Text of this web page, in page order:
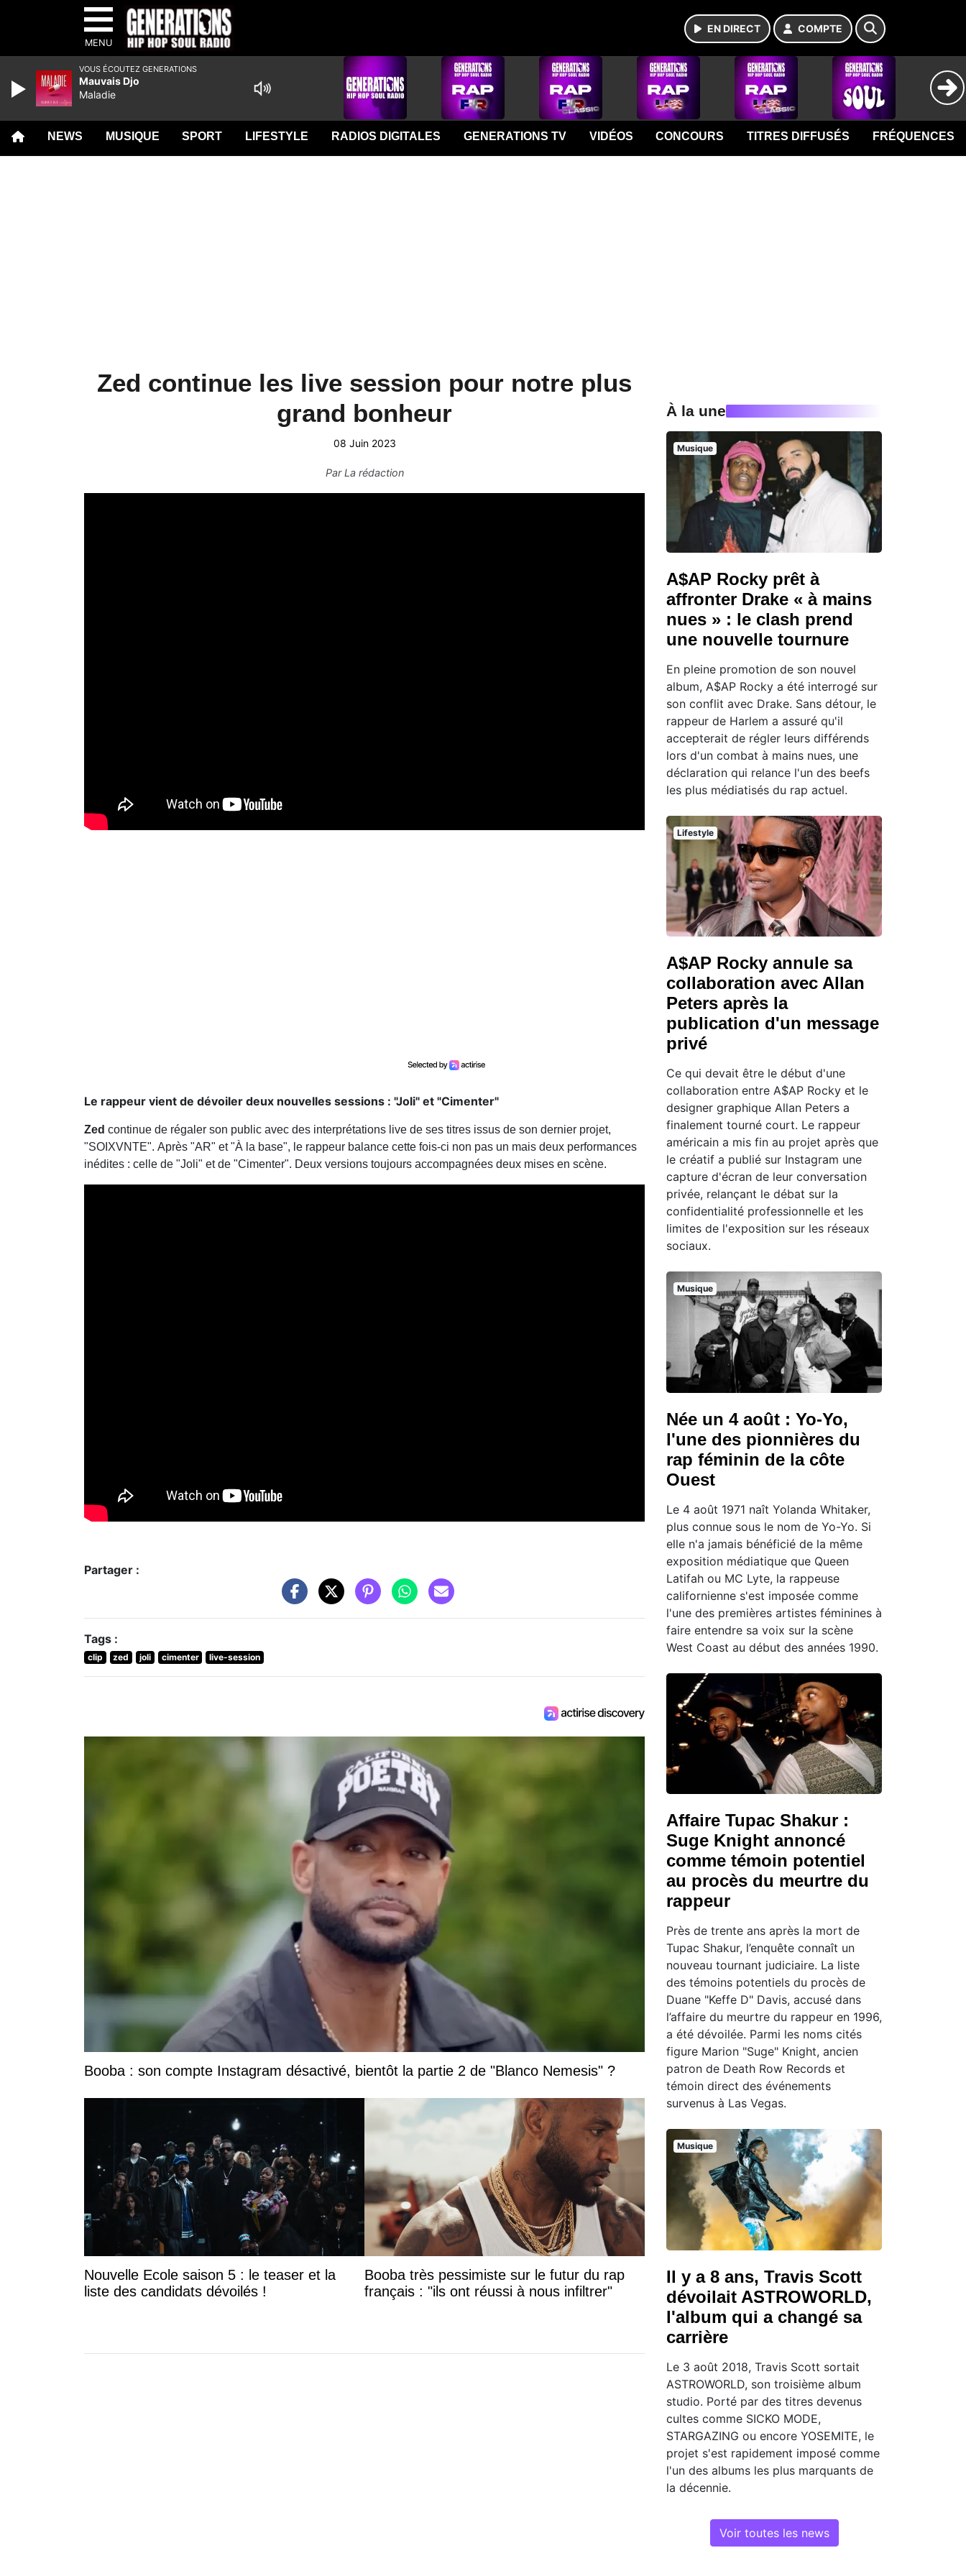
MENU
EN DIRECT COMPTE
NEWS MUSIQUE SPORT LIFESTYLE RADIOS DIGITALES GENERATIONS TV VIDÉOS CONCOURS TITRES DIFFUSÉS FRÉQUENCES
Zed continue les live session pour notre plus
grand bonheur
08 Juin 2023
ParLa rédaction
Le rappeur vient de dévoiler deux nouvelles sessions : "Joli" et "Cimenter"
Zed continue de régaler son public avec des interprétations live de ses titres issus de son dernier projet,
"SOIXVNTE". Après "AR" et "À la base", le rappeur balance cette fois-ci non pas un mais deux performances
inédites : celle de "Joli" et de "Cimenter". Deux versions toujours accompagnées deux mises en scène.
Partager :
Tags :
clip zed joli cimenter live-session
Booba : son compte Instagram désactivé, bientôt la partie 2 de "Blanco Nemesis" ?
Nouvelle Ecole saison 5 : le teaser et la
liste des candidats dévoilés !
Booba très pessimiste sur le futur du rap
français : "ils ont réussi à nous infiltrer"
À la une
Musique
A$AP Rocky prêt à
affronter Drake « à mains
nues » : le clash prend
une nouvelle tournure
En pleine promotion de son nouvel
album, A$AP Rocky a été interrogé sur
son conflit avec Drake. Sans détour, le
rappeur de Harlem a assuré qu'il
accepterait de régler leurs différends
lors d'un combat à mains nues, une
déclaration qui relance l'un des beefs
les plus médiatisés du rap actuel.
Lifestyle
A$AP Rocky annule sa
collaboration avec Allan
Peters après la
publication d'un message
privé
Ce qui devait être le début d'une
collaboration entre A$AP Rocky et le
designer graphique Allan Peters a
finalement tourné court. Le rappeur
américain a mis fin au projet après que
le créatif a publié sur Instagram une
capture d'écran de leur conversation
privée, relançant le débat sur la
confidentialité professionnelle et les
limites de l'exposition sur les réseaux
sociaux.
Musique
Née un 4 août : Yo-Yo,
l'une des pionnières du
rap féminin de la côte
Ouest
Le 4 août 1971 naît Yolanda Whitaker,
plus connue sous le nom de Yo-Yo. Si
elle n'a jamais bénéficié de la même
exposition médiatique que Queen
Latifah ou MC Lyte, la rappeuse
californienne s'est imposée comme
l'une des premières artistes féminines à
faire entendre sa voix sur la scène
West Coast au début des années 1990.
Affaire Tupac Shakur :
Suge Knight annoncé
comme témoin potentiel
au procès du meurtre du
rappeur
Près de trente ans après la mort de
Tupac Shakur, l’enquête connaît un
nouveau tournant judiciaire. La liste
des témoins potentiels du procès de
Duane "Keffe D" Davis, accusé dans
l’affaire du meurtre du rappeur en 1996,
a été dévoilée. Parmi les noms cités
figure Marion "Suge" Knight, ancien
patron de Death Row Records et
témoin direct des événements
survenus à Las Vegas.
Musique
Il y a 8 ans, Travis Scott
dévoilait ASTROWORLD,
l'album qui a changé sa
carrière
Le 3 août 2018, Travis Scott sortait
ASTROWORLD, son troisième album
studio. Porté par des titres devenus
cultes comme SICKO MODE,
STARGAZING ou encore YOSEMITE, le
projet s'est rapidement imposé comme
l'un des albums les plus marquants de
la décennie.
Voir toutes les news
VOUS ÉCOUTEZ GENERATIONS
Mauvais Djo
Maladie